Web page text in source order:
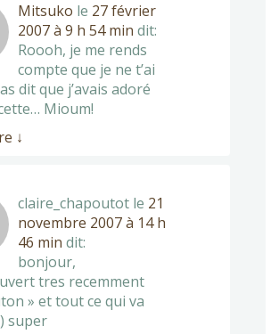
Mitsuko le 27 février
2007 à 9 h 54 min dit:
Roooh, je me rends
compte que je ne t’ai
dit que j’avais adoré
Mioum!
↓
claire_chapoutot le 21
novembre 2007 à 14 h
46 min dit:
bonjour,
tres recemment
» et tout ce qui va
super